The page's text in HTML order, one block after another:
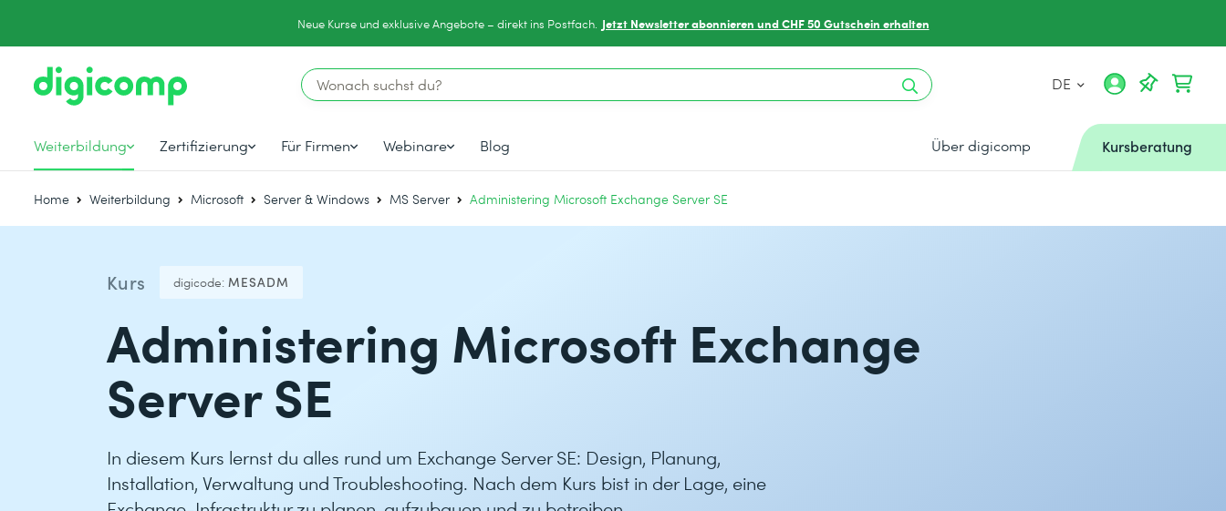
Neue Kurse und exklusive Angebote – direkt ins Postfach. Jetzt Newsletter abonnieren und CHF 50 Gutschein erhalten
DE
Weiterbildung Zertifizierung Für Firmen Webinare Blog Über digicomp Kursberatung
Home Weiterbildung Microsoft Server & Windows MS Server Administering Microsoft Exchange Server SE
Kurs digicode: MESADM
Administering Microsoft Exchange
Server SE
In diesem Kurs lernst du alles rund um Exchange Server SE: Design, Planung,
Installation, Verwaltung und Troubleshooting. Nach dem Kurs bist in der Lage, eine